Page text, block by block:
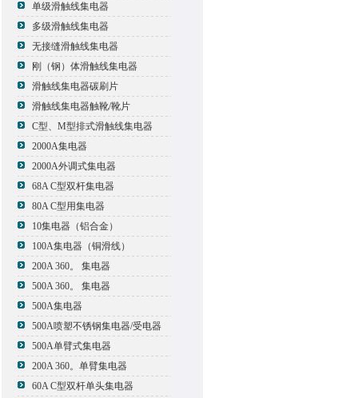
单级滑触线集电器
多级滑触线集电器
无接缝滑触线集电器
刚（钢）体滑触线集电器
滑触线集电器碳刷片
滑触线集电器触靴/靴片
C型、M型排式滑触线集电器
2000A集电器
2000A外调式集电器
68A C型双杆集电器
80A C型用集电器
10集电器（铝合金）
100A集电器（铜滑线）
200A 360。 集电器
500A 360。 集电器
500A集电器
500A喷塑不锈钢集电器/受电器
500A单臂式集电器
200A 360。单臂集电器
60A C型双杆单头集电器